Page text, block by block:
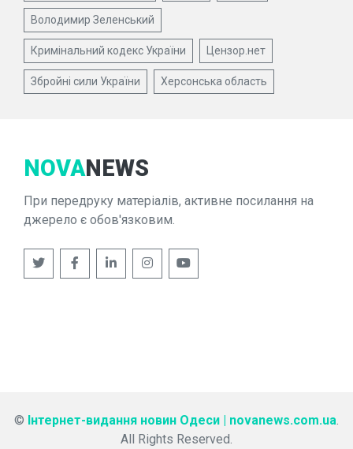
Володимир Зеленський
Кримінальний кодекс України Цензор.нет
Збройні сили України Херсонська область
NOVANEWS
При передруку матеріалів, активне посилання на
джерело є обов'язковим.
© Інтернет-видання новин Одеси | novanews.com.ua.
All Rights Reserved.